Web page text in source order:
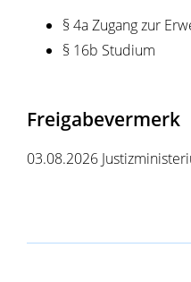
§ 4a Zugang zur
§ 16b Studium
Freigabevermerk
03.08.2026